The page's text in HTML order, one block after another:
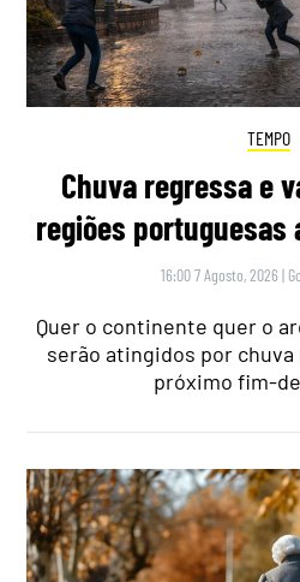
TEMPO
Chuva regressa e
regiões
16:00 7 Agosto, 2026 |
Quer o continente quer o
serão atingidos por
próximo fim-